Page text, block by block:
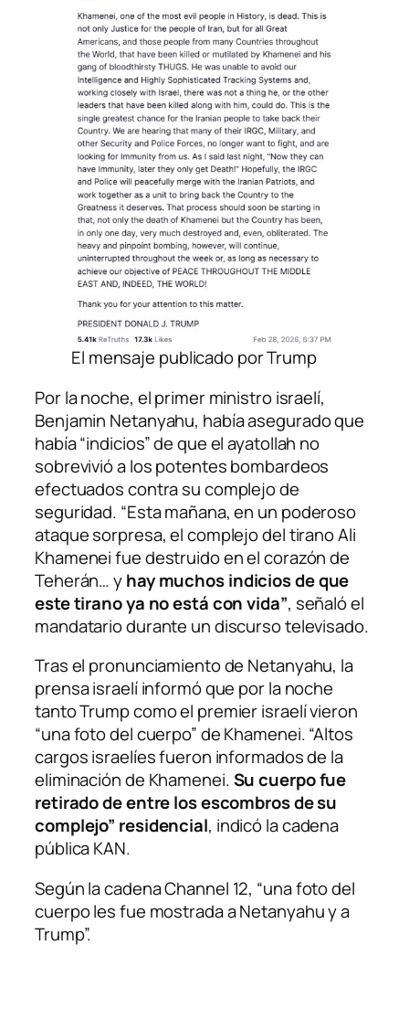
El mensaje publicado por Trump
Por la noche, el primer ministro israelí,
Benjamin Netanyahu, había asegurado que
había “indicios” de que el ayatollah no
sobrevivió a los potentes bombardeos
efectuados contra su complejo de
seguridad. “Esta mañana, en un poderoso
ataque sorpresa, el complejo del tirano Ali
Khamenei fue destruido en el corazón de
Teherán… yhay muchos indicios de que
este tirano ya no está con vida”, señaló el
mandatario durante un discurso televisado.
Tras el pronunciamiento de Netanyahu, la
prensa israelí informó que por la noche
tanto Trump como el premier israelí vieron
“una foto del cuerpo” de Khamenei. “Altos
cargos israelíes fueron informados de la
eliminación de Khamenei.Su cuerpo fue
retirado de entre los escombros de su
complejo” residencial, indicó la cadena
pública KAN.
Según la cadena Channel 12, “una foto del
cuerpo les fue mostrada a Netanyahu y a
Trump”.